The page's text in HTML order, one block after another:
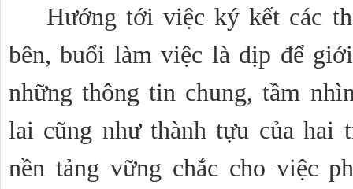
Hướng tới việc ký kết các
bên, buổi làm việc là dịp để
những thông tin chung, tầm
lai cũng như thành tựu của hai
nền tảng vững chắc cho việc